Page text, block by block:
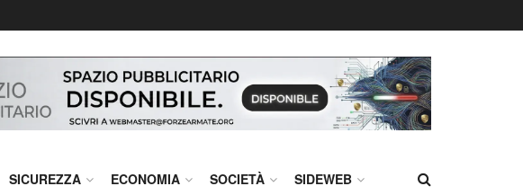
SICUREZZA ECONOMIA SOCIETÀ SIDEWEB